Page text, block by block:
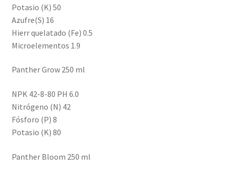
Potasio (K) 50
Azufre(S) 16
Hierr quelatado (Fe) 0.5
Microelementos 1.9
Panther Grow 250 ml
NPK 42-8-80 PH 6.0
Nitrógeno (N) 42
Fósforo (P) 8
Potasio (K) 80
Panther Bloom 250 ml